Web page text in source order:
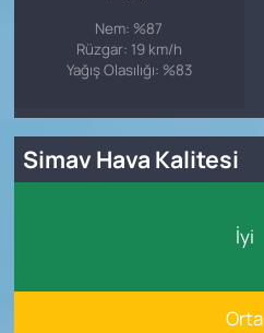
Nem: %87
Rüzgar: 19 km/h
Yağış Olasılığı: %83
Simav Hava Kalitesi
İyi
Orta